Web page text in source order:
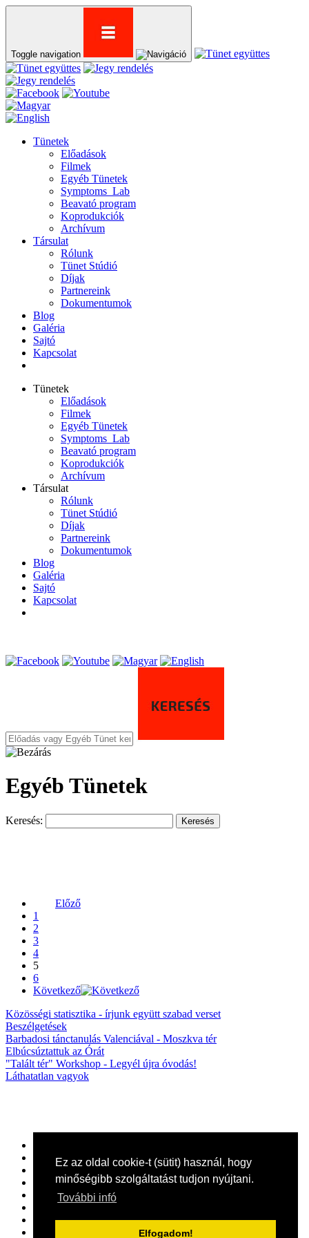
Ez az oldal cookie-t (sütit) használ, hogy
minőségibb szolgáltatást tudjon nyújtani.
További infó
Elfogadom!
Toggle navigation
Tünetek
Előadások
Filmek
Egyéb Tünetek
Symptoms_Lab
Beavató program
Koprodukciók
Archívum
Társulat
Rólunk
Tünet Stúdió
Díjak
Partnereink
Dokumentumok
Blog
Galéria
Sajtó
Kapcsolat
Tünetek
Előadások
Filmek
Egyéb Tünetek
Symptoms_Lab
Beavató program
Koprodukciók
Archívum
Társulat
Rólunk
Tünet Stúdió
Díjak
Partnereink
Dokumentumok
Blog
Galéria
Sajtó
Kapcsolat
Egyéb Tünetek
Keresés: Keresés
Előző
1
2
3
4
5
6
Következő
Közösségi statisztika - írjunk együtt szabad verset
Beszélgetések
Barbadosi tánctanulás Valenciával - Moszkva tér
Elbúcsúztattuk az Órát
"Talált tér" Workshop - Legyél újra óvodás!
Láthatatlan vagyok